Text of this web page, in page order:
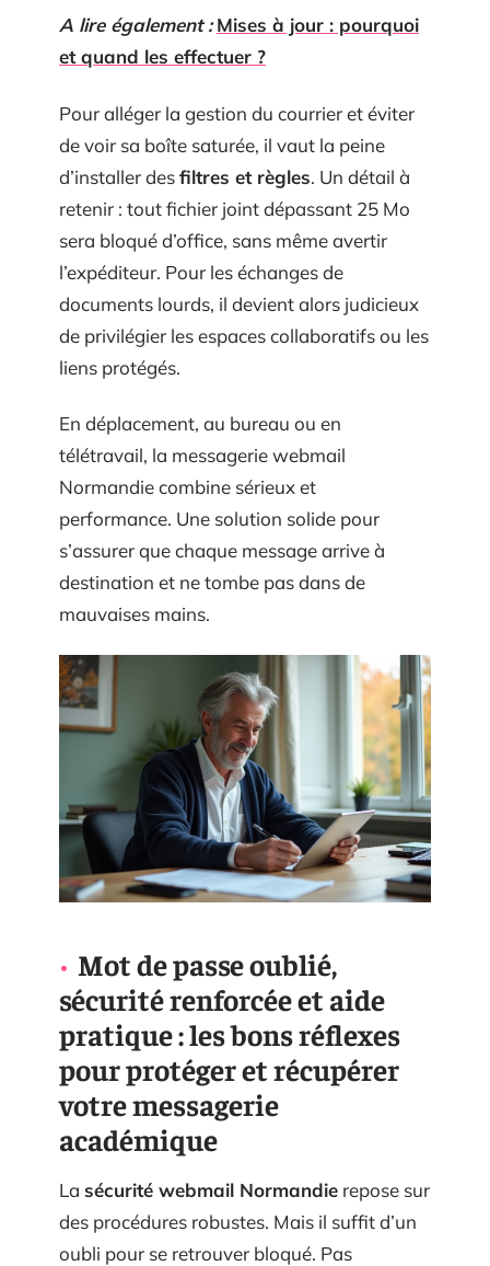
A lire également : Mises à jour : pourquoi
et quand les effectuer ?
Pour alléger la gestion du courrier et éviter
de voir sa boîte saturée, il vaut la peine
d’installer desfiltres et règles. Un détail à
retenir : tout fichier joint dépassant 25 Mo
sera bloqué d’office, sans même avertir
l’expéditeur. Pour les échanges de
documents lourds, il devient alors judicieux
de privilégier les espaces collaboratifs ou les
liens protégés.
En déplacement, au bureau ou en
télétravail, la messagerie webmail
Normandie combine sérieux et
performance. Une solution solide pour
s’assurer que chaque message arrive à
destination et ne tombe pas dans de
mauvaises mains.
Mot de passe oublié,
sécurité renforcée et aide
pratique : les bons réflexes
pour protéger et récupérer
votre messagerie
académique
La sécurité webmail Normandie repose sur
des procédures robustes. Mais il suffit d’un
oubli pour se retrouver bloqué. Pas